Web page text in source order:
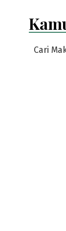
Cari